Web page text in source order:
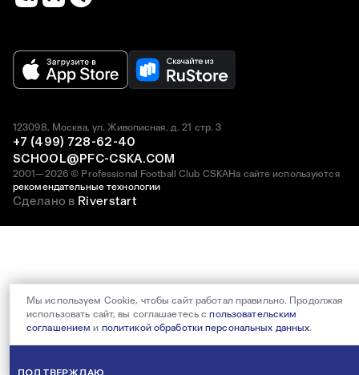
2001—2026 © Professional Football Club CSKAНа сайте используются
рекомендательные технологии
123098, Москва, ул. Живописная, д. 21 стр. 3
+7 (499) 728-62-40
SCHOOL@PFC-CSKA.COM
Сделано в Riverstart
Мы используем Cookie, чтобы сайт работал правильно. Продолжая
использовать сайт, вы соглашаетесь спользовательским
соглашением и политикой обработки персональных данных.
ПОДТВЕРЖДАЮ